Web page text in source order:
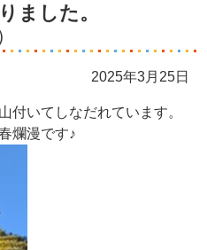
ました。
2025年3月25日
付いてしなだれています。
爛漫です♪